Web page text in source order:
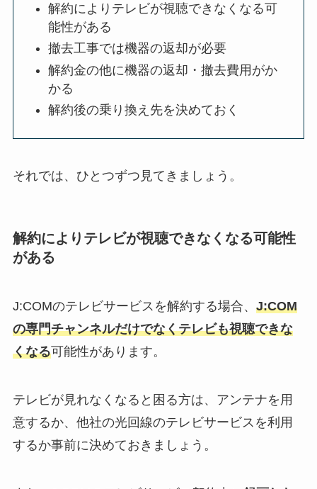
解約によりテレビが視聴できなくなる可
能性がある
撤去工事では機器の返却が必要
解約金の他に機器の返却・撤去費用がか
かる
解約後の乗り換え先を決めておく
それでは、ひとつずつ見てきましょう。
解約によりテレビが視聴できなくなる可能性
がある
J:COMのテレビサービスを解約する場合、 J:COM
の専門チャンネルだけでなくテレビも視聴できな
くなる可能性があります。
テレビが見れなくなると困る方は、アンテナを用
意するか、他社の光回線のテレビサービスを利用
するか事前に決めておきましょう。